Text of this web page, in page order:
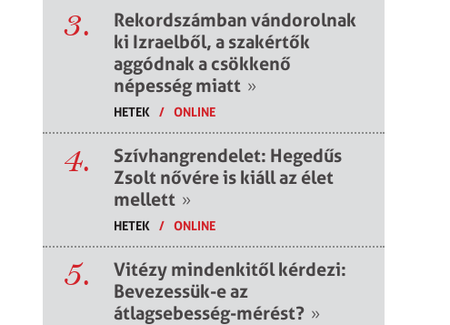
3.
Rekordszámban vándorolnak
ki Izraelből, a szakértők
aggódnak a csökkenő
népesség miatt »
HETEK / ONLINE
4.
Szívhangrendelet: Hegedűs
Zsolt nővére is kiáll az élet
mellett »
HETEK / ONLINE
5.
Vitézy mindenkitől kérdezi:
Bevezessük-e az
átlagsebesség-mérést? »